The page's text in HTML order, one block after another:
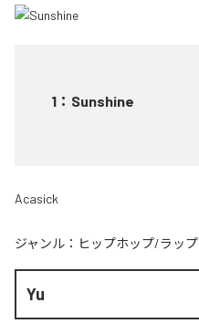
1 ： Sunshine
Acasick
ジャンル： ヒップホップ/ラップ
Yu